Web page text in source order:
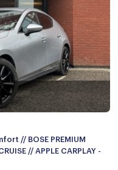
// BOSE PREMIUM
// APPLE CARPLAY -